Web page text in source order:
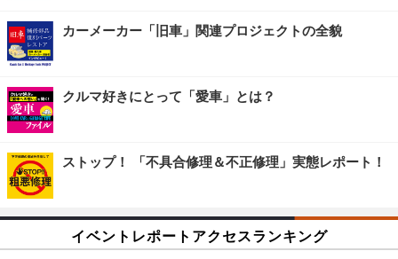
カーメーカー「旧車」関連プロジェクトの全貌
クルマ好きにとって「愛車」とは？
ストップ！ 「不具合修理＆不正修理」実態レポート！
イベントレポートアクセスランキング